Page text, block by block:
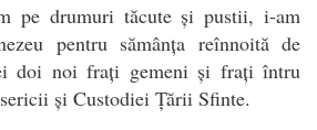
pe drumuri tăcute și pustii, i-am
pentru sămânța reînnoită de
doi noi frați gemeni și frați întru
și Custodiei Țării Sfinte.